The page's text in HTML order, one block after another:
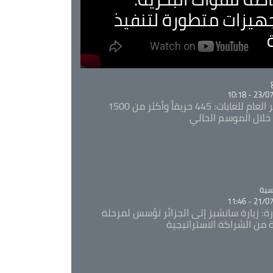
متطورة لتنفيذ
23/07/
المدير العام للغابات: 445 حريقاً وأكثر من 1500
الموسم الحالي
21/07/
زيارة سانشيز إلى الجزائر تؤسس لمرحلة
من الشراكة الاستراتيجية